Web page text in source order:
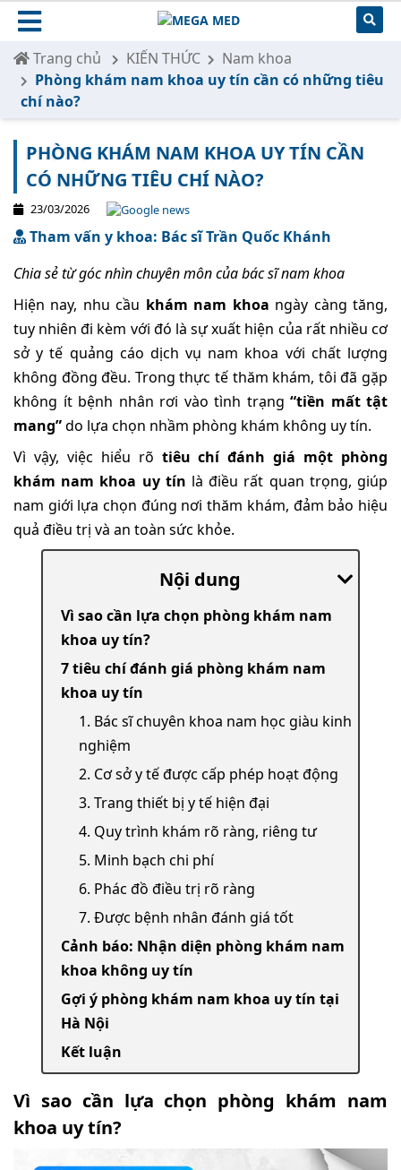
Trang chủ KIẾN THỨC
Nam khoa
Phòng khám nam khoa uy tín cần có những tiêu
chí nào?
PHÒNG KHÁM NAM KHOA UY TÍN CẦN
CÓ NHỮNG TIÊU CHÍ NÀO?
23/03/2026
Tham vấn y khoa: Bác sĩ Trần Quốc Khánh
Chia sẻ từ góc nhìn chuyên môn của bác sĩ nam khoa
Hiện nay, nhu cầu khám nam khoa ngày càng tăng,
tuy nhiên đi kèm với đó là sự xuất hiện của rất nhiều cơ
sở y tế quảng cáo dịch vụ nam khoa với chất lượng
không đồng đều. Trong thực tế thăm khám, tôi đã gặp
không ít bệnh nhân rơi vào tình trạng “tiền mất tật
mang”do lựa chọn nhầm phòng khám không uy tín.
Vì vậy, việc hiểu rõ tiêu chí đánh giá một phòng
khám nam khoa uy tín là điều rất quan trọng, giúp
nam giới lựa chọn đúng nơi thăm khám, đảm bảo hiệu
quả điều trị và an toàn sức khỏe.
Nội dung
Vì sao cần lựa chọn phòng khám nam
khoa uy tín?
7 tiêu chí đánh giá phòng khám nam
khoa uy tín
1. Bác sĩ chuyên khoa nam học giàu kinh
nghiệm
2. Cơ sở y tế được cấp phép hoạt động
3. Trang thiết bị y tế hiện đại
4. Quy trình khám rõ ràng, riêng tư
5. Minh bạch chi phí
6. Phác đồ điều trị rõ ràng
7. Được bệnh nhân đánh giá tốt
Cảnh báo: Nhận diện phòng khám nam
khoa không uy tín
Gợi ý phòng khám nam khoa uy tín tại
Hà Nội
Kết luận
Vì sao cần lựa chọn phòng khám nam
khoa uy tín?